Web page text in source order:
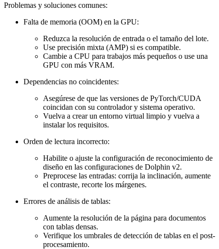
Problemas y soluciones comunes:
Falta de memoria (OOM) en la GPU:
Reduzca la resolución de entrada o el tamaño del lote.
Use precisión mixta (AMP) si es compatible.
Cambie a CPU para trabajos más pequeños o use una
GPU con más VRAM.
Dependencias no coincidentes:
Asegúrese de que las versiones de PyTorch/CUDA
coincidan con su controlador y sistema operativo.
Vuelva a crear un entorno virtual limpio y vuelva a
instalar los requisitos.
Orden de lectura incorrecto:
Habilite o ajuste la configuración de reconocimiento de
diseño en las configuraciones de Dolphin v2.
Preprocese las entradas: corrija la inclinación, aumente
el contraste, recorte los márgenes.
Errores de análisis de tablas:
Aumente la resolución de la página para documentos
con tablas densas.
Verifique los umbrales de detección de tablas en el post-
procesamiento.